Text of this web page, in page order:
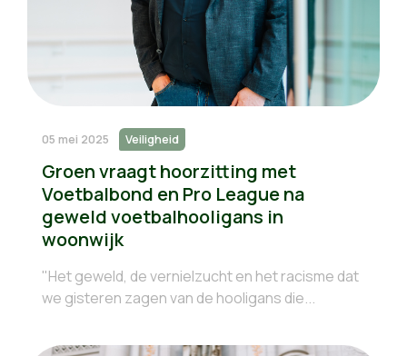
05 mei 2025 Veiligheid
Groen vraagt hoorzitting met
Voetbalbond en Pro League na
geweld voetbalhooligans in
woonwijk
"Het geweld, de vernielzucht en het racisme dat
we gisteren zagen van de hooligans die...